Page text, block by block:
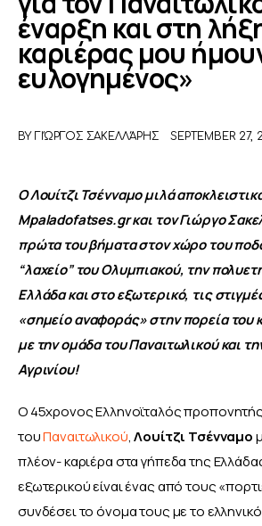
ΑΦΙΕΡΩΜΑΤΑ
MEET THE TEAM
έναρξη και στη
καριέρας μου
ευλογημένος»
BY ΓΙΏΡΓΟΣ ΣΑΚΕΛΛΆΡΗΣ SEPTEMBER 27,
Ο Λουίτζι Τσένναμο μιλά
Mpaladofatses.gr και τον Γιώργο
πρώτα του βήματα στον χώρο του
“λαχείο” του Ολυμπιακού, την
Ελλάδα και στο εξωτερικό, τις
«σημείο αναφοράς» στην πορεία του
με την ομάδα του Παναιτωλικού και
Αγρινίου!
Ο 45χρονος Ελληνοϊταλός
του Παναιτωλικού, Λουίτζι Τσένναμο
πλέον- καριέρα στα γήπεδα της
εξωτερικού είναι ένας από τους
συνδέσει το όνομα τους με το